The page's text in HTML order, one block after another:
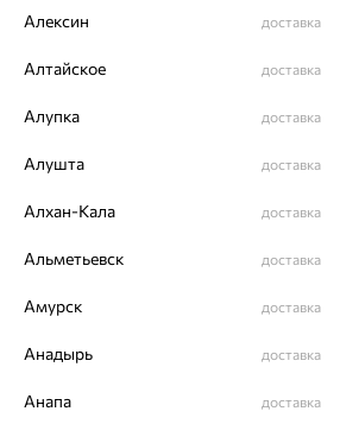
Вставка:
Вес металла:
Гарантия и возврат
Похожие изделия
Алексин доставка
Алтайское доставка
Алупка доставка
Алушта доставка
Алхан-Кала доставка
Альметьевск доставка
Амурск доставка
Анадырь доставка
Анапа доставка